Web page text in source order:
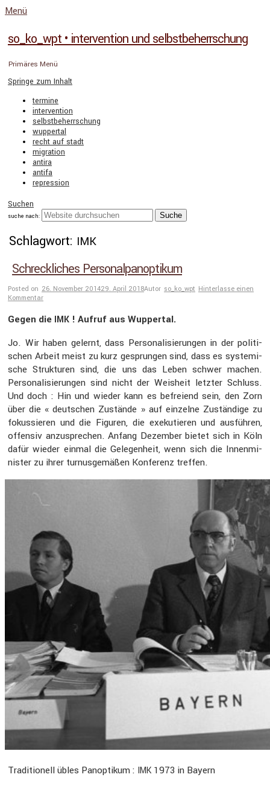
Menü
so_ko_wpt • intervention und selbstbeherrschung
Primäres Menü
Springe zum Inhalt
termine
intervention
selbstbeherrschung
wuppertal
recht auf stadt
migration
antira
antifa
repression
Suchen
suche nach:
Schlagwort: IMK
Schreckliches Personalpanoptikum
Posted on 26. November 201429. April 2018Autor so_ko_wpt Hinterlasse einen
Kommentar
Gegen die IMK ! Aufruf aus Wuppertal.
Jo. Wir haben gelernt, dass Perso­na­li­sie­rungen in der politi­
schen Arbeit meist zu kurz gesprungen sind, dass es syste­mi­
sche Struk­turen sind, die uns das Leben schwer machen.
Perso­na­li­sie­rungen sind nicht der Weisheit letzter Schluss.
Und doch : Hin und wieder kann es befreiend sein, den Zorn
über die « deutschen Zustände » auf einzelne Zustän­dige zu
fokus­sieren und die Figuren, die exeku­tieren und ausführen,
offensiv anzuspre­chen. Anfang Dezember bietet sich in Köln
dafür wieder einmal die Gelegen­heit, wenn sich die Innen­mi­
nister zu ihrer turnus­ge­mäßen Konfe­renz treffen.
Tradi­tio­nell übles Panop­tikum : IMK 1973 in Bayern